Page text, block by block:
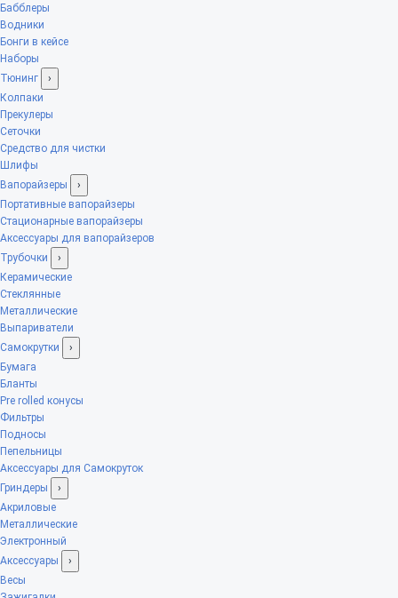
Бабблеры
Водники
Бонги в кейсе
Наборы
Тюнинг
›
Колпаки
Прекулеры
Сеточки
Средство для чистки
Шлифы
Вапорайзеры
›
Портативные вапорайзеры
Стационарные вапорайзеры
Аксессуары для вапорайзеров
Трубочки
›
Керамические
Стеклянные
Металлические
Выпариватели
Самокрутки
›
Бумага
Бланты
Pre rolled конусы
Фильтры
Подносы
Пепельницы
Аксессуары для Самокруток
Гриндеры
›
Акриловые
Металлические
Электронный
Аксессуары
›
Весы